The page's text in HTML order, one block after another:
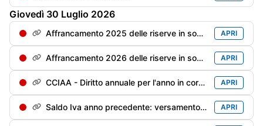
Giovedì 30 Luglio 2026
Affrancamento 2025 delle riserve in sospensione - 2° rata dell'imposta sostitutiva con magg. 0,4% APRI
Affrancamento 2026 delle riserve in sospensione - 1° rata dell'imposta sostitutiva con magg. 0,4% APRI
CCIAA - Diritto annuale per l'anno in corso con la maggioraz. dello 0,4% APRI
Saldo Iva anno precedente: versamento del saldo a debito con la maggiorazione [pari a: (saldo al 16/03 x 1,6%) x 0,4%] APRI